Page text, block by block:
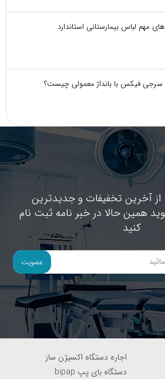
مهم لباس بیمارستانی استاندارد
سرجی‌ فیکس با بانداژ معمولی چیست؟
آخرین تخفیفات و جدیدترین
همین حالا در خبر نامه ثبت نام
کنید
عضویت
اجاره دستگاه اکسیژن ساز
دستگاه بای پپ bipap